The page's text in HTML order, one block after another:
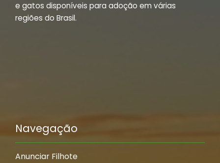
e gatos disponíveis para adoção em várias
regiões do Brasil.
Navegação
Anunciar Filhote